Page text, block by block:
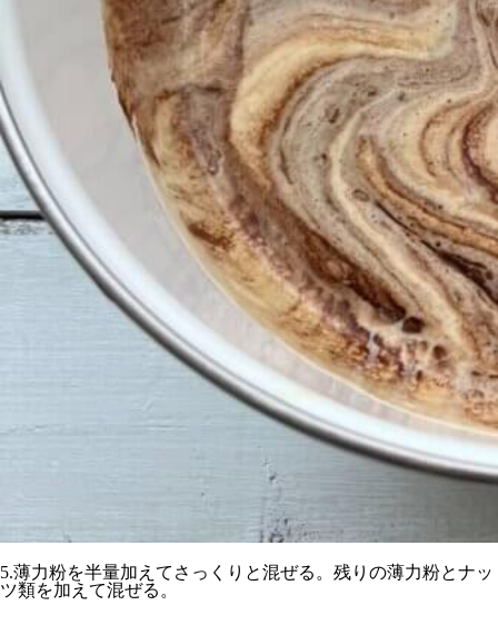
5.薄力粉を半量加えてさっくりと混ぜる。残りの薄力粉とナッ
ツ類を加えて混ぜる。